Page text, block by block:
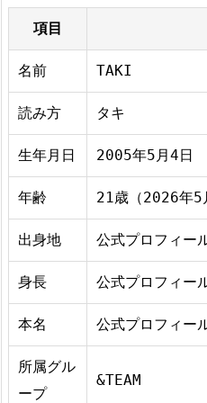
項目
名前 TAKI
読み方 タキ
生年月日 2005年5月4日
年齢 21歳（2026年5
出身地 公式プロフィー
身長 公式プロフィー
本名 公式プロフィー
所属グル
ープ
&TEAM